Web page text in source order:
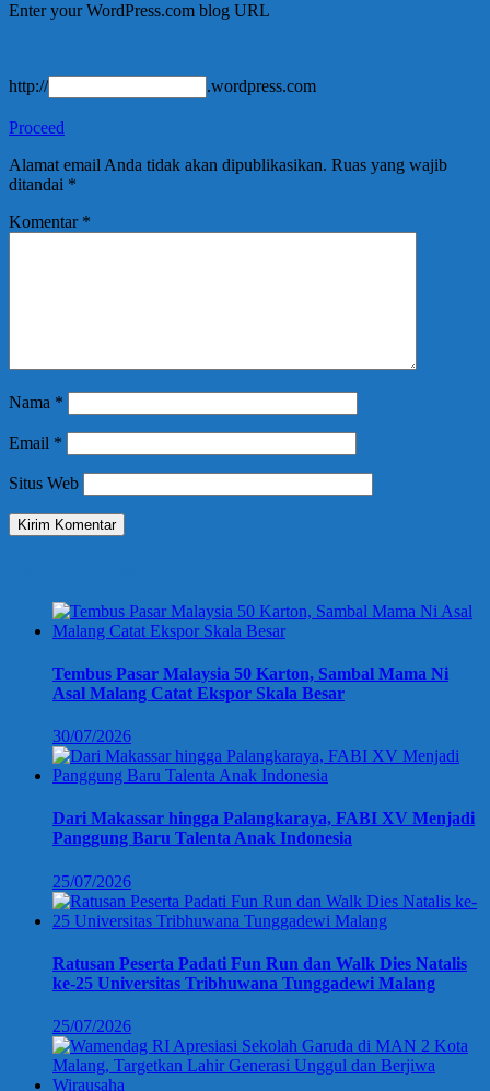
Enter your WordPress.com blog URL
http:// .wordpress.com
Proceed
Alamat email Anda tidak akan dipublikasikan. Ruas yang wajib
ditandai *
Komentar *
Nama *
Email *
Situs Web
Tembus Pasar Malaysia 50 Karton, Sambal Mama Ni
Asal Malang Catat Ekspor Skala Besar
30/07/2026
Dari Makassar hingga Palangkaraya, FABI XV Menjadi
Panggung Baru Talenta Anak Indonesia
25/07/2026
Ratusan Peserta Padati Fun Run dan Walk Dies Natalis
ke-25 Universitas Tribhuwana Tunggadewi Malang
25/07/2026